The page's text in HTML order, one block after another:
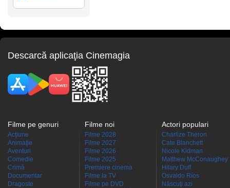
Descarcă aplicaţia Cinemagia
Filme pe genuri
Acţiune
Animaţie
Aventuri
Comedie
Crimă
Documentar
Dragoste
Filme noi
Filme 2028
Filme 2027
Filme 2026
Filme 2025
Premiere cinema
Filme la TV
Filme pe DVD
Actori populari
Charlize Theron
Cate Blanchett
Nicole Kidman
Matthew McConaughey
Hilary Duff
Osvaldo Ríos
Născuţi azi